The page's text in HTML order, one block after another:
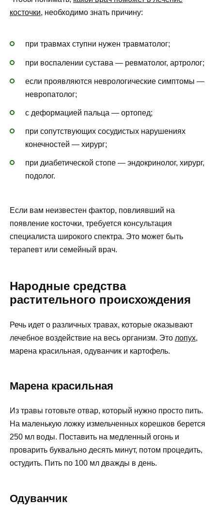
косточки, необходимо знать причину:
при травмах ступни нужен травматолог;
при воспалении сустава — ревматолог, артролог;
если проявляются неврологические симптомы —
невропатолог;
с деформацией пальца — ортопед;
при сопутствующих сосудистых нарушениях
конечностей — хирург;
при диабетической стопе — эндокринолог, хирург,
подолог.
Если вам неизвестен фактор, повлиявший на
появление косточки, требуется консультация
специалиста широкого спектра. Это может быть
терапевт или семейный врач.
Народные средства
растительного происхождения
Речь идет о различных травах, которые оказывают
лечебное воздействие на весь организм. Это лопух,
марена красильная, одуванчик и картофель.
Марена красильная
Из травы готовьте отвар, который нужно просто пить.
На маленькую ложку измельченных корешков берется
250 мл воды. Поставить на медленный огонь и
проварить буквально десять минут, потом процедить,
остудить. Пить по 100 мл дважды в день.
Одуванчик